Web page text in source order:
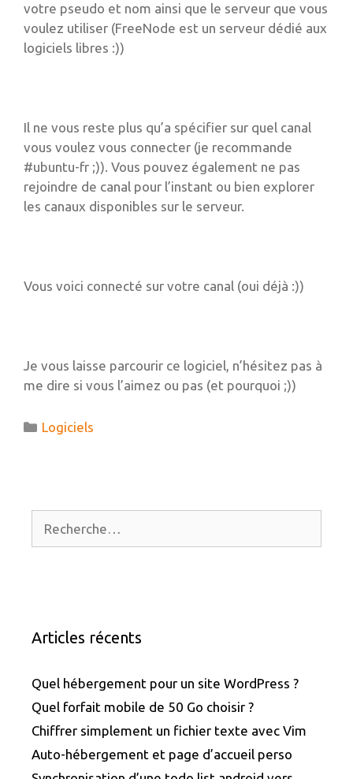
votre pseudo et nom ainsi que le serveur que vous
voulez utiliser (FreeNode est un serveur dédié aux
logiciels libres :))
Il ne vous reste plus qu’a spécifier sur quel canal
vous voulez vous connecter (je recommande
#ubuntu-fr ;)). Vous pouvez également ne pas
rejoindre de canal pour l’instant ou bien explorer
les canaux disponibles sur le serveur.
Vous voici connecté sur votre canal (oui déjà :))
Je vous laisse parcourir ce logiciel, n’hésitez pas à
me dire si vous l’aimez ou pas (et pourquoi ;))
Catégories
Logiciels
Articles récents
Quel hébergement pour un site WordPress ?
Quel forfait mobile de 50 Go choisir ?
Chiffrer simplement un fichier texte avec Vim
Auto-hébergement et page d’accueil perso